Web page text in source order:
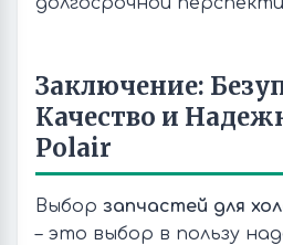
Заключение:
Качество и
Polair
Выбор запчастей для
– это выбор в пользу